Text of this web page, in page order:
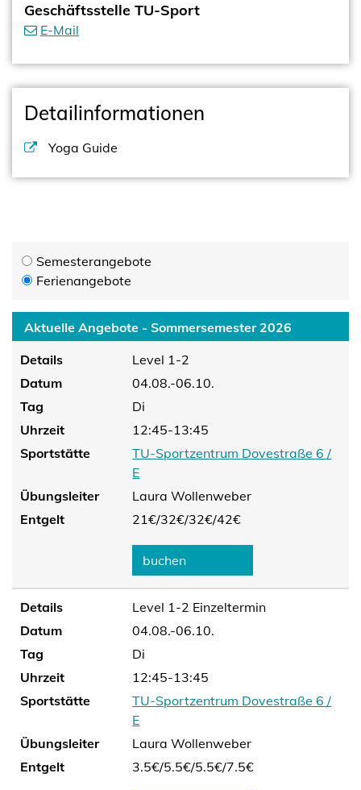
Geschäftsstelle TU-Sport
E-Mail
Detailinformationen
Yoga Guide
Semesterangebote
Ferienangebote
Aktuelle Angebote - Sommersemester 2026
Details
Level 1-2
Datum
04.08.-06.10.
Tag
Di
Uhrzeit
12:45-13:45
Sportstätte
TU-Sportzentrum Dovestraße 6 /
E
Übungsleiter
Laura Wollenweber
Entgelt
21€/32€/32€/42€
buchen
Details
Level 1-2 Einzeltermin
Datum
04.08.-06.10.
Tag
Di
Uhrzeit
12:45-13:45
Sportstätte
TU-Sportzentrum Dovestraße 6 /
E
Übungsleiter
Laura Wollenweber
Entgelt
3.5€/5.5€/5.5€/7.5€